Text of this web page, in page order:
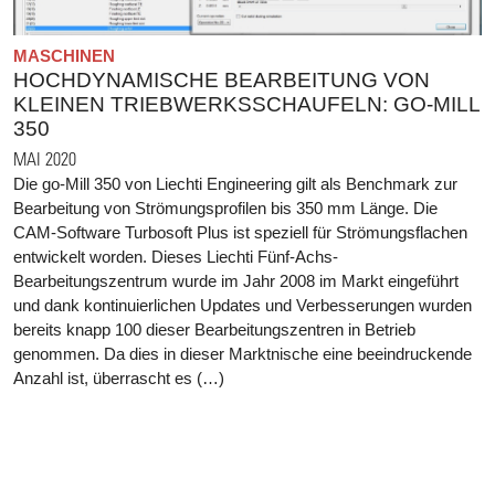
MASCHINEN
HOCHDYNAMISCHE BEARBEITUNG VON
KLEINEN TRIEBWERKSSCHAUFELN: GO-MILL
350
MAI 2020
Die go-Mill 350 von Liechti Engineering gilt als Benchmark zur
Bearbeitung von Strömungsprofilen bis 350 mm Länge. Die
CAM-Software Turbosoft Plus ist speziell für Strömungsflachen
entwickelt worden. Dieses Liechti Fünf-Achs-
Bearbeitungszentrum wurde im Jahr 2008 im Markt eingeführt
und dank kontinuierlichen Updates und Verbesserungen wurden
bereits knapp 100 dieser Bearbeitungszentren in Betrieb
genommen. Da dies in dieser Marktnische eine beeindruckende
Anzahl ist, überrascht es (…)